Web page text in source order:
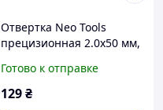
Отвертка Neo Tools
прецизионная 2.0x50 мм,
Готово к отправке
129₴